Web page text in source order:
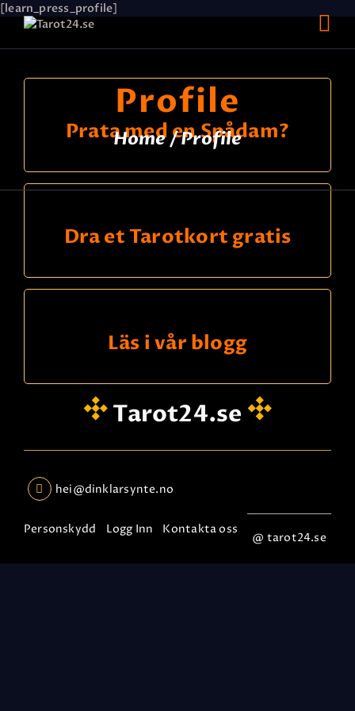
Profile
Home Profile
ASTROLOGI
STJÄRNTECKEN
TAROT
JOBBA SOM SPÅDAM
FAQ
[learn_press_profile]
Prata med en Spådam?
Dra et Tarotkort gratis
Läs i vår blogg
Tarot24.se
hei@dinklarsynte.no
Personskydd Logg Inn Kontakta oss
@ tarot24.se